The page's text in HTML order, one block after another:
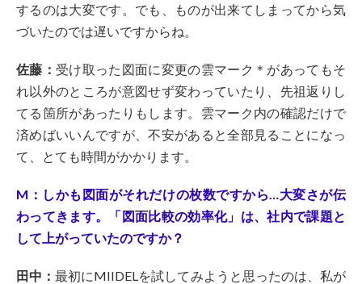
するのは大変です。でも、ものが出来てしまってから気
づいたのでは遅いですからね。
佐藤： 受け取った図面に変更の雲マーク＊があってもそ
れ以外のところが意図せず変わっていたり、先祖返りし
てる箇所があったりもします。雲マーク内の確認だけで
済めばいいんですが、不安があると全部見ることになっ
て、とても時間がかかります。
M：しかも図面がそれだけの枚数ですから…大変さが伝
わってきます。「図面比較の効率化」は、社内で課題と
して上がっていたのですか？
田中：最初にMIIDELを試してみようと思ったのは、私が